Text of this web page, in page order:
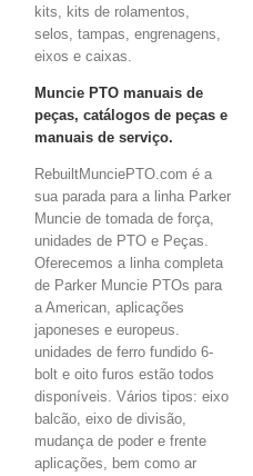
kits, kits de rolamentos,
selos, tampas, engrenagens,
eixos e caixas.
Muncie PTO manuais de
peças, catálogos de peças e
manuais de serviço.
RebuiltMunciePTO.com é a
sua parada para a linha Parker
Muncie de tomada de força,
unidades de PTO e Peças.
Oferecemos a linha completa
de Parker Muncie PTOs para
a American, aplicações
japoneses e europeus.
unidades de ferro fundido 6-
bolt e oito furos estão todos
disponíveis. Vários tipos: eixo
balcão, eixo de divisão,
mudança de poder e frente
aplicações, bem como ar